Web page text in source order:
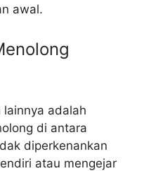
awal.
lainnya adalah
di antara
diperkenankan
atau mengejar